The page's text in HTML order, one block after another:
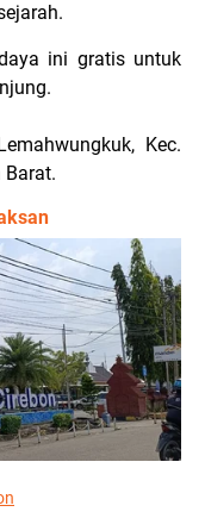
ini gratis untuk
Kec.
Barat.